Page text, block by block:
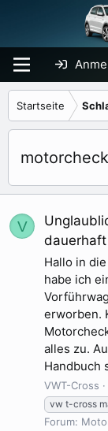
Startseite
V
Hallo in
habe ich
erworben.
alles zu.
Handbuch
VWT-Cross
vw t-cross
Forum: